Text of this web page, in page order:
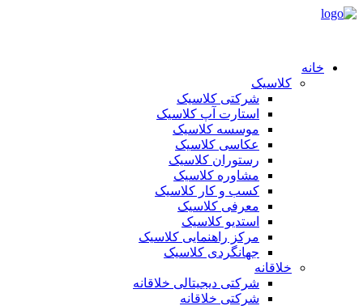
خانه
کلاسیک
شرکتی کلاسیک
استارت آپ کلاسیک
موسسه کلاسیک
عکاسی کلاسیک
رستوران کلاسیک
مشاوره کلاسیک
کسب و کار کلاسیک
معرفی کلاسیک
استدیو کلاسیک
مرکز راهنمایی کلاسیک
جهانگردی کلاسیک
خلاقانه
شرکتی دیجیتالی خلاقانه
شرکتی خلاقانه